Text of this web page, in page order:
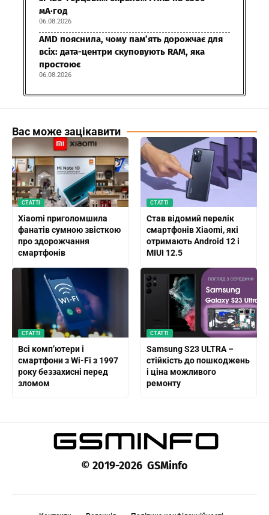
мА·год
06.08.2026
AMD пояснила, чому пам’ять дорожчає для
всіх: дата-центри скуповують RAM, яка
простоює
06.08.2026
Вас може зацікавити
СТАТТІ
Xiaomi приголомшила
фанатів сумною звісткою
про здорожчання
смартфонів
СТАТТІ
Став відомий перелік
смартфонів Xiaomi, які
отримають Android 12 і
MIUI 12.5
СТАТТІ
Всі комп’ютери і
смартфони з Wi-Fi з 1997
року беззахисні перед
зломом
СТАТТІ
Samsung S23 ULTRA –
стійкість до пошкоджень
і ціна можливого
ремонту
© 2019-2026 GSMinfo